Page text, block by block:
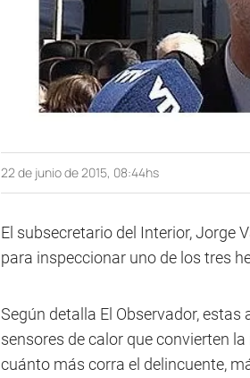
22 de junio de 2015, 08:44hs
El subsecretario del Interior, Jorge
para inspeccionar uno de los tres
Según detalla El Observador,
sensores de calor que convierten
cuánto más corra el delincuente,